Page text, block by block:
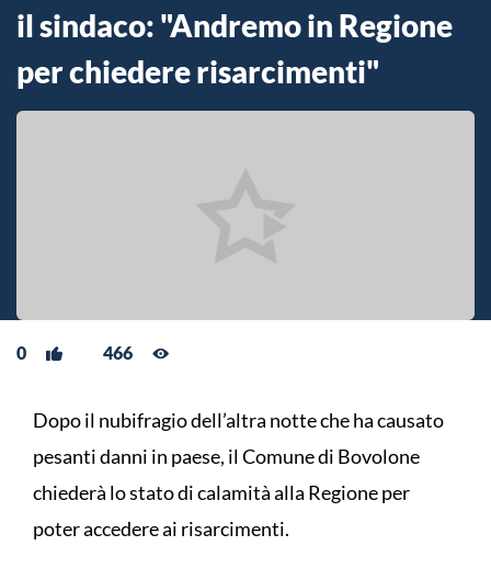
il sindaco: "Andremo in Regione
per chiedere risarcimenti"
0 466
Dopo il nubifragio dell’altra notte che ha causato
pesanti danni in paese, il Comune di Bovolone
chiederà lo stato di calamità alla Regione per
poter accedere ai risarcimenti.